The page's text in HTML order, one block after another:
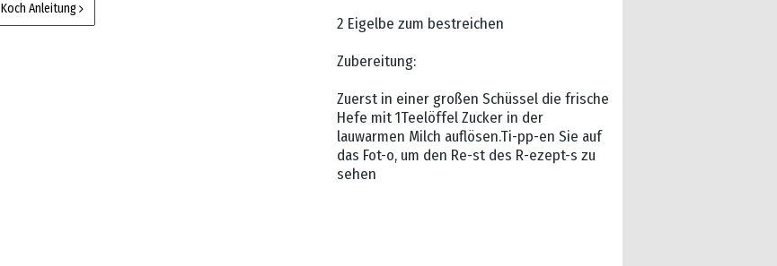
Koch Anleitung
2 Eigelbe zum bestreichen
Zubereitung:
Zuerst in einer großen Schüssel die frische
Hefe mit 1Teelöffel Zucker in der
lauwarmen Milch auflösen.Ti-pp-en Sie auf
das Fot-o, um den Re-st des R-ezept-s zu
sehen